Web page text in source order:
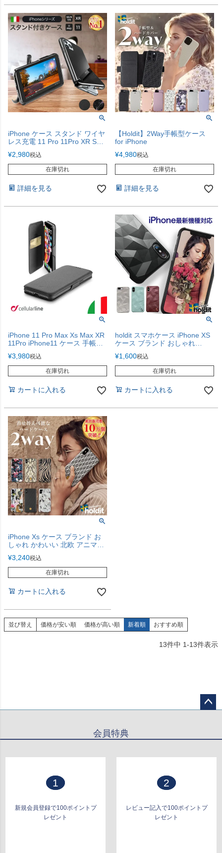
iPhone ケース スタンド ワイヤ
レス充電 11 Pro 11Pro XR SE 8
ブランド Cellularline
¥2,980税込
在庫切れ
詳細を見る
【Holdit】2Way手帳型ケース
for iPhone
¥4,980税込
在庫切れ
詳細を見る
iPhone 11 Pro Max Xs Max XR
11Pro iPhone11 ケース 手帳型
BOOKCLUTCH
¥3,980税込
在庫切れ
カートに入れる
holdit スマホケース iPhone XS
ケース ブランド おしゃれ
iPhone7 iphoneX iPhone11 ケ
ース キラキラ 大人女子
iPhoneXSケース iPhoneXケー
ス 8 7 iPhoneケース 北欧 高級
¥1,600税込
在庫切れ
カートに入れる
iPhone Xs ケース ブランド お
しゃれ かわいい 北欧 アニマル
ケース 2Way iPhone Xs Max
iPhone8 iPhone7 iPhone6s
iPhoneSE iPhone8 Plus Galaxy
ケース 携帯ケース
¥3,240税込
在庫切れ
カートに入れる
並び替え 価格が安い順 価格が高い順 新着順 おすすめ順
13件中 1-13件表示
会員特典
1
新規会員登録で100ポイントプ
レゼント
2
レビュー記入で100ポイントプ
レゼント